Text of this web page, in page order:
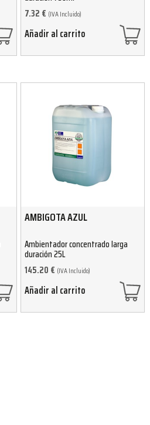
7.32 € (IVA Incluido)
Añadir al carrito
AMBIGOTA AZUL
Ambientador concentrado larga
duración 25L
145.20 € (IVA Incluido)
Añadir al carrito